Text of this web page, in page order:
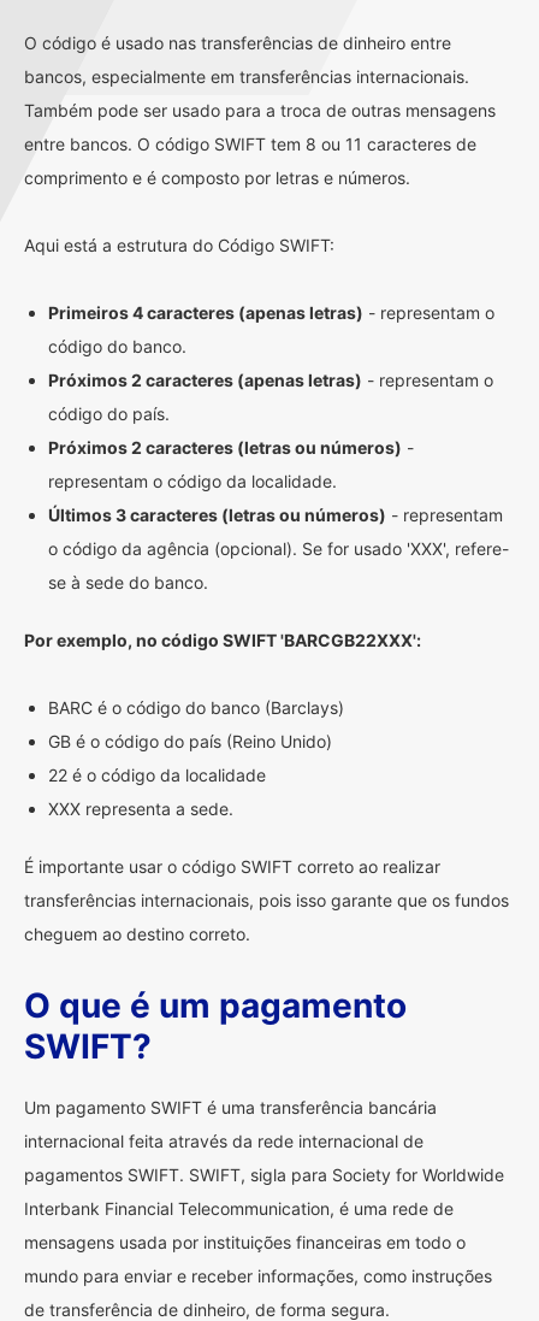
O código é usado nas transferências de dinheiro entre
bancos, especialmente em transferências internacionais.
Também pode ser usado para a troca de outras mensagens
entre bancos. O código SWIFT tem 8 ou 11 caracteres de
comprimento e é composto por letras e números.
Aqui está a estrutura do Código SWIFT:
Primeiros 4 caracteres (apenas letras) - representam o
código do banco.
Próximos 2 caracteres (apenas letras) - representam o
código do país.
Próximos 2 caracteres (letras ou números) -
representam o código da localidade.
Últimos 3 caracteres (letras ou números) - representam
o código da agência (opcional). Se for usado 'XXX', refere-
se à sede do banco.
Por exemplo, no código SWIFT 'BARCGB22XXX':
BARC é o código do banco (Barclays)
GB é o código do país (Reino Unido)
22 é o código da localidade
XXX representa a sede.
É importante usar o código SWIFT correto ao realizar
transferências internacionais, pois isso garante que os fundos
cheguem ao destino correto.
O que é um pagamento
SWIFT?
Um pagamento SWIFT é uma transferência bancária
internacional feita através da rede internacional de
pagamentos SWIFT. SWIFT, sigla para Society for Worldwide
Interbank Financial Telecommunication, é uma rede de
mensagens usada por instituições financeiras em todo o
mundo para enviar e receber informações, como instruções
de transferência de dinheiro, de forma segura.